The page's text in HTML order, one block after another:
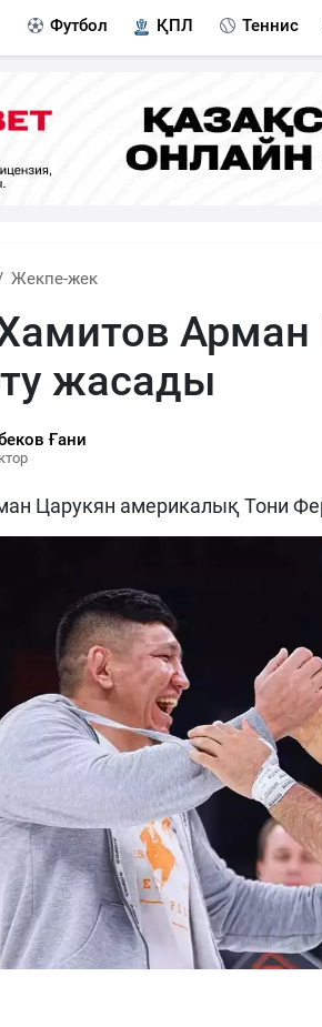
Футбол ҚПЛ Теннис
Жекпе-жек
Арман
жасады
Ғани
Царукян америкалық Тони